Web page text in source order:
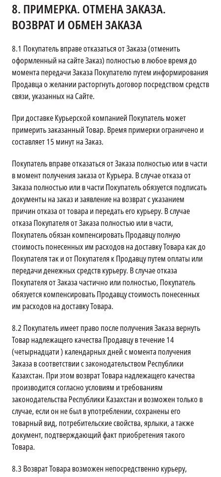
8. ПРИМЕРКА. ОТМЕНА ЗАКАЗА.
ВОЗВРАТ И ОБМЕН ЗАКАЗА
8.1 Покупатель вправе отказаться от Заказа (отменить
оформленный на сайте Заказ) полностью в любое время до
момента передачи Заказа Покупателю путем информирования
Продавца о желании расторгнуть договор посредством средств
связи, указанных на Сайте.
При доставке Курьерской компанией Покупатель может
примерить заказанный Товар. Время примерки ограничено и
составляет 15 минут на Заказ.
Покупатель вправе отказаться от Заказа полностью или в части
в момент получения заказа от Курьера. В случае отказа от
Заказа полностью или в части Покупатель обязуется подписать
документы на заказ и заявление на возврат с указанием
причин отказа от товара и передать его курьеру. В случае
отказа Покупателя от Заказа полностью или в части,
Покупатель обязан компенсировать Продавцу полную
стоимость понесенных им расходов на доставку Товара как до
Покупателя так и от Покупателя к Продавцу путем оплаты или
передачи денежных средств курьеру. В случае отказа
Покупателя от Заказа частично или полностью, Покупатель
обязуется компенсировать Продавцу стоимость понесенных
им расходов на доставку Товара.
8.2 Покупатель имеет право после получения Заказа вернуть
Товар надлежащего качества Продавцу в течение 14
(четырнадцати ) календарных дней с момента получения
Заказа в соответствии с законодательством Республики
Казахстан. При этом возврат Товара надлежащего качества
производится согласно условиям и требованиям
законодательства Республики Казахстан и возможен только в
случае, если он не был в употреблении, сохранены его
товарный вид, потребительские свойства, ярлыки, а также
документ, подтверждающий факт приобретения такого
Товара.
8.3 Возврат Товара возможен непосредственно курьеру,